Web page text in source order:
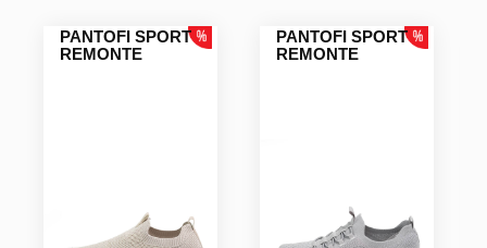
PANTOFI SPORT
REMONTE
PANTOFI SPORT
REMONTE